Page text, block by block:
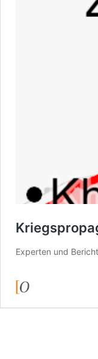
Experten und